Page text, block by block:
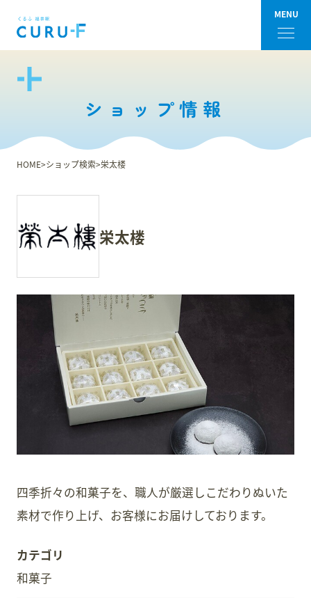
MENU
フロアガイド
ショップ検索
ショップニュース
イベント
アクセス・パーキング
施設からのお知らせ
スタッフ募集
会員案内
周辺観光
ショップ情報
HOME ショップ検索 栄太楼
栄太楼
四季折々の和菓子を、職人が厳選しこだわりぬいた
素材で作り上げ、お客様にお届けしております。
カテゴリ
和菓子